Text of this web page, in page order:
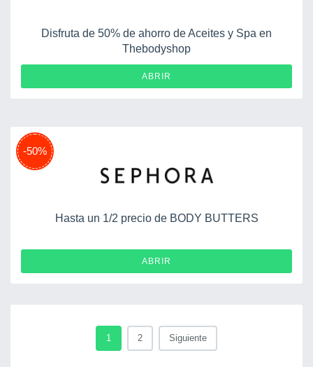
Disfruta de 50% de ahorro de Aceites y Spa en
Thebodyshop
ABRIR
-50%
Hasta un 1/2 precio de BODY BUTTERS
ABRIR
1 2 Siguiente